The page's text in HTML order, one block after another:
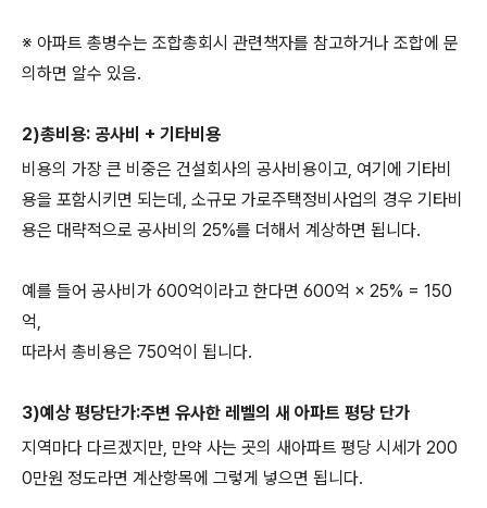
※ 아파트 총병수는 조합총회시 관련책자를 참고하거나 조합에 문
의하면 알수 있음.
2)총비용: 공사비 + 기타비용
비용의 가장 큰 비중은 건설회사의 공사비용이고, 여기에 기타비
용을 포함시키면 되는데, 소규모 가로주택정비사업의 경우 기타비
용은 대략적으로 공사비의 25%를 더해서 계상하면 됩니다.
예를 들어 공사비가 600억이라고 한다면 600억 × 25% = 150
억,
따라서 총비용은 750억이 됩니다.
3)예상 평당단가:주변 유사한 레벨의 새 아파트 평당 단가
지역마다 다르겠지만, 만약 사는 곳의 새아파트 평당 시세가 200
0만원 정도라면 계산항목에 그렇게 넣으면 됩니다.